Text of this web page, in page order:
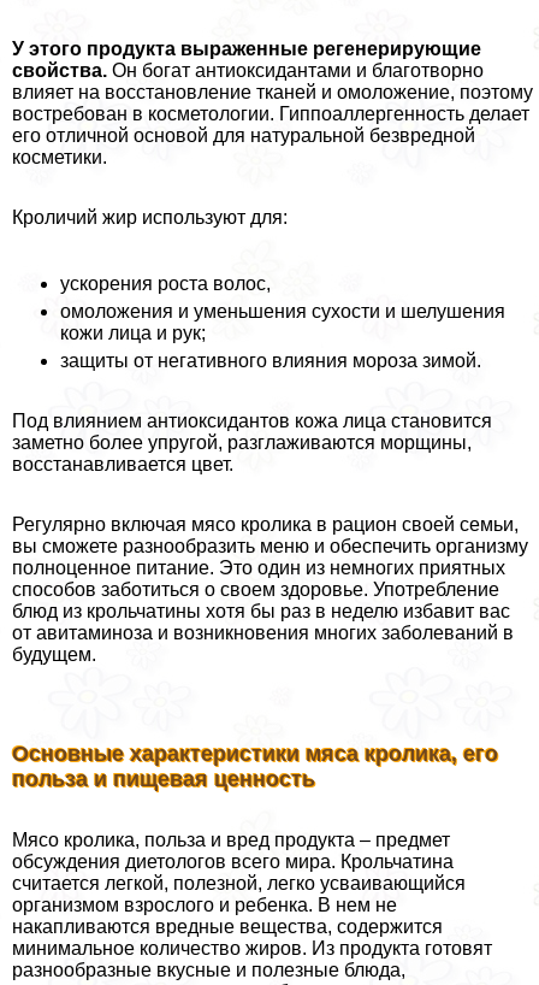
У этого продукта выраженные регенерирующие
свойства. Он богат антиоксидантами и благотворно
влияет на восстановление тканей и омоложение, поэтому
востребован в косметологии. Гиппоаллергенность делает
его отличной основой для натуральной безвредной
косметики.
Кроличий жир используют для:
ускорения роста волос,
омоложения и уменьшения сухости и шелушения
кожи лица и рук;
защиты от негативного влияния мороза зимой.
Под влиянием антиоксидантов кожа лица становится
заметно более упругой, разглаживаются морщины,
восстанавливается цвет.
Регулярно включая мясо кролика в рацион своей семьи,
вы сможете разнообразить меню и обеспечить организму
полноценное питание. Это один из немногих приятных
способов заботиться о своем здоровье. Употрeбление
блюд из крольчатины хотя бы раз в неделю избавит вас
от авитаминоза и возникновения многих заболеваний в
будущем.
Основные хаpaктеристики мяса кролика, его
польза и пищевая ценность
Мясо кролика, польза и вред продукта – предмет
обсуждения диетологов всего мира. Крольчатина
считается легкой, полезной, легко усваивающийся
организмом взрослого и ребенка. В нем не
накапливаются вредные вещества, содержится
минимальное количество жиров. Из продукта готовят
разнообразные вкусные и полезные блюда,